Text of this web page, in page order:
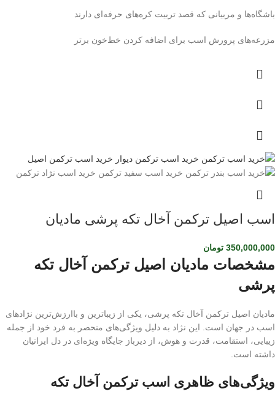
باشگاه‌ها و مربیانی که قصد تربیت کره‌های حرفه‌ای دارند
مزرعه‌های پرورش اسب برای اضافه کردن خط‌خون برتر
اسب اصیل ترکمن آخال تکه پرشی مادیان
350,000,000 تومان
مشخصات مادیان اصیل ترکمن آخال تکه
پرشی
مادیان اصیل ترکمن آخال تکه پرشی، یکی از زیباترین و باارزش‌ترین نژادهای
اسب در جهان است. این نژاد به دلیل ویژگی‌های منحصر به فرد خود از جمله
زیبایی، استقامت، قدرت و هوش، از دیرباز جایگاه ویژه‌ای در دل ایرانیان
داشته است.
ویژگی‌های ظاهری اسب ترکمن آخال تکه